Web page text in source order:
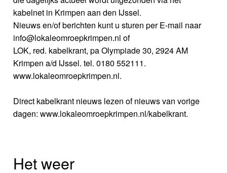
kabelnet in Krimpen aan den IJssel.
Nieuws en/of berichten kunt u sturen per E-mail naar
info@lokaleomroepkrimpen.nl of
LOK, red. kabelkrant, pa Olympiade 30, 2924 AM
Krimpen a/d IJssel. tel. 0180 552111.
www.lokaleomroepkrimpen.nl.
Direct kabelkrant nieuws lezen of nieuws van vorige
dagen: www.lokaleomroepkrimpen.nl/kabelkrant.
Het weer